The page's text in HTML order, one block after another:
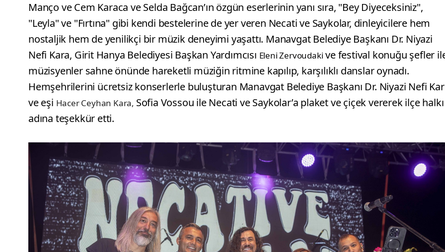
Manço ve Cem Karaca ve Selda Bağcan’ın özgün eserlerinin yanı sıra, "Bey Diyeceksiniz",
"Leyla" ve "Fırtına" gibi kendi bestelerine de yer veren Necati ve Saykolar, dinleyicilere hem
nostaljik hem de yenilikçi bir müzik deneyimi yaşattı. Manavgat Belediye Başkanı Dr. Niyazi
Nefi Kara, Girit Hanya Belediyesi Başkan Yardımcısı Eleni Zervoudaki ve festival konuğu şefler
müzisyenler sahne önünde hareketli müziğin ritmine kapılıp, karşılıklı danslar oynadı.
Hemşehrilerini ücretsiz konserlerle buluşturan Manavgat Belediye Başkanı Dr. Niyazi Nefi
ve eşi Hacer Ceyhan Kara, Sofia Vossou ile Necati ve Saykolar’a plaket ve çiçek vererek ilçe halkı
adına teşekkür etti.